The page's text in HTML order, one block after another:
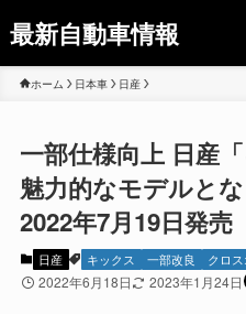
最新自動車情報
ホーム 日本車 日産
一部仕様向上 日産
魅力的なモデルと
2022年7月19日発売
日産 キックス 一部改良 クロ
2022年6月18日 2023年1月24日